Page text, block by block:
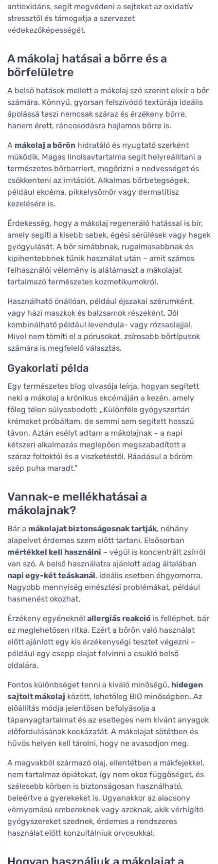
antioxidáns, segít megvédeni a sejteket az oxidatív
stressztől és támogatja a szervezet
védekezőképességét.
A mákolaj hatásai a bőrre és a
bőrfelületre
A belső hatások mellett a mákolaj szó szerint elixír a bőr
számára. Könnyű, gyorsan felszívódó textúrája ideális
ápolássá teszi nemcsak száraz és érzékeny bőrre,
hanem érett, ráncosodásra hajlamos bőrre is.
A mákolaj a bőrön hidratáló és nyugtató szerként
működik. Magas linolsavtartalma segít helyreállítani a
természetes bőrbarriert, megőrizni a nedvességet és
csökkenteni az irritációt. Alkalmas bőrbetegségek,
például ekcéma, pikkelysömör vagy dermatitisz
kezelésére is.
Érdekesség, hogy a mákolaj regeneráló hatással is bír,
amely segíti a kisebb sebek, égési sérülések vagy hegek
gyógyulását. A bőr simábbnak, rugalmasabbnak és
kipihentebbnek tűnik használat után – amit számos
felhasználói vélemény is alátámaszt a mákolajat
tartalmazó természetes kozmetikumokról.
Használható önállóan, például éjszakai szérumként,
vagy házi maszkok és balzsamok részeként. Jól
kombinálható például levendula- vagy rózsaolajjal.
Mivel nem tömíti el a pórusokat, zsírosabb bőrtípusok
számára is megfelelő választás.
Gyakorlati példa
Egy természetes blog olvasója leírja, hogyan segített
neki a mákolaj a krónikus ekcémáján a kezén, amely
főleg télen súlyosbodott: „Különféle gyógyszertári
krémeket próbáltam, de semmi sem segített hosszú
távon. Aztán esélyt adtam a mákolajnak – a napi
kétszeri alkalmazás meglepően megszabadított a
száraz foltoktól és a viszketéstől. Ráadásul a bőröm
szép puha maradt."
Vannak-e mellékhatásai a
mákolajnak?
Bár a mákolajat biztonságosnak tartják, néhány
alapelvet érdemes szem előtt tartani. Elsősorban
mértékkel kell használni – végül is koncentrált zsírról
van szó. A belső használatra ajánlott adag általában
napi egy-két teáskanál, ideális esetben éhgyomorra.
Nagyobb mennyiség emésztési problémákat, például
hasmenést okozhat.
Érzékeny egyéneknél allergiás reakció is felléphet, bár
ez meglehetősen ritka. Ezért a bőrön való használat
előtt ajánlott egy kis érzékenységi tesztet végezni –
például egy csepp olajat felvinni a csukló belső
oldalára.
Fontos különbséget tenni a kiváló minőségű, hidegen
sajtolt mákolaj között, lehetőleg BIO minőségben. Az
előállítás módja jelentősen befolyásolja a
tápanyagtartalmat és az esetleges nem kívánt anyagok
előfordulásának kockázatát. A mákolajat sötétben és
hűvös helyen kell tárolni, hogy ne avasodjon meg.
A magvakból származó olaj, ellentétben a mákfejekkel,
nem tartalmaz ópiátokat, így nem okoz függőséget, és
szélesebb körben is biztonságosan használható,
beleértve a gyerekeket is. Ugyanakkor az alacsony
vérnyomású embereknek vagy azoknak, akik vérhígító
gyógyszereket szednek, érdemes a rendszeres
használat előtt konzultálniuk orvosukkal.